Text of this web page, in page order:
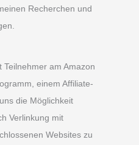
Recherchen und
Teilnehmer am Amazon
einem Affiliate-
die Möglichkeit
Verlinkung mit
Websites zu